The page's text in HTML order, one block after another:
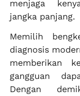
menjaga
jangka panjang.
Memilih
diagnosis
memberikan
gangguan
Dengan